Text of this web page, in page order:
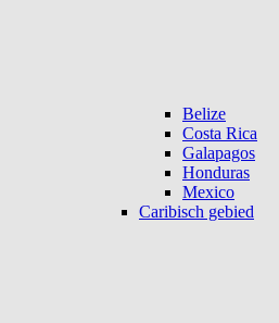
Belize
Costa Rica
Galapagos
Honduras
Mexico
Caribisch gebied